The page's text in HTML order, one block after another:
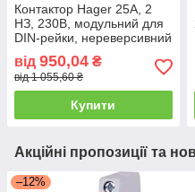
Контактор Hager 25A, 2
НЗ, 230В, модульний для
DIN-рейки, нереверсивний
від 950,04 ₴
від 1 055,60 ₴
Купити
Акційні пропозиції та
–12%